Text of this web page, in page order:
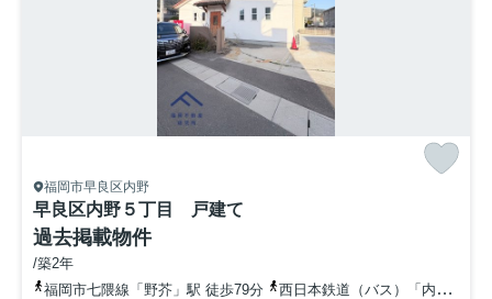
福岡市早良区内野
早良区内野５丁目 戸建て
過去掲載物件
/築2年
福岡市七隈線「野芥」駅 徒歩79分
西日本鉄道（バス）「内野公民館前」バス停下車 徒歩5分